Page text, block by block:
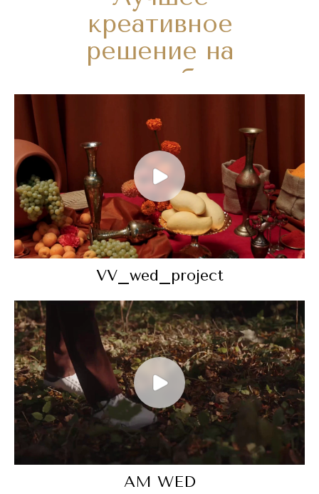
креативное
решение на
свадьбе
VV_wed_project
AM WED